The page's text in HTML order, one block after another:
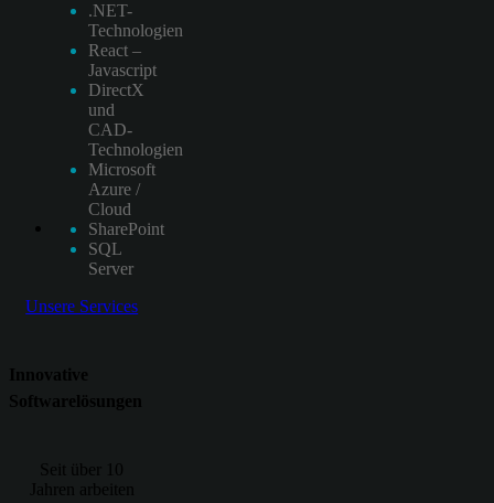
.NET-
Technologien
React –
Javascript
DirectX
und
CAD-
Technologien
Microsoft
Azure /
Cloud
SharePoint
SQL
Server
Unsere Services
Innovative
Softwarelösungen
Seit über 10
Jahren arbeiten